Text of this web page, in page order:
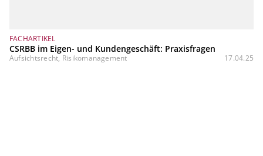
FACHARTIKEL
CSRBB im Eigen- und Kundengeschäft: Praxisfragen
Aufsichtsrecht, Risikomanagement 17.04.25